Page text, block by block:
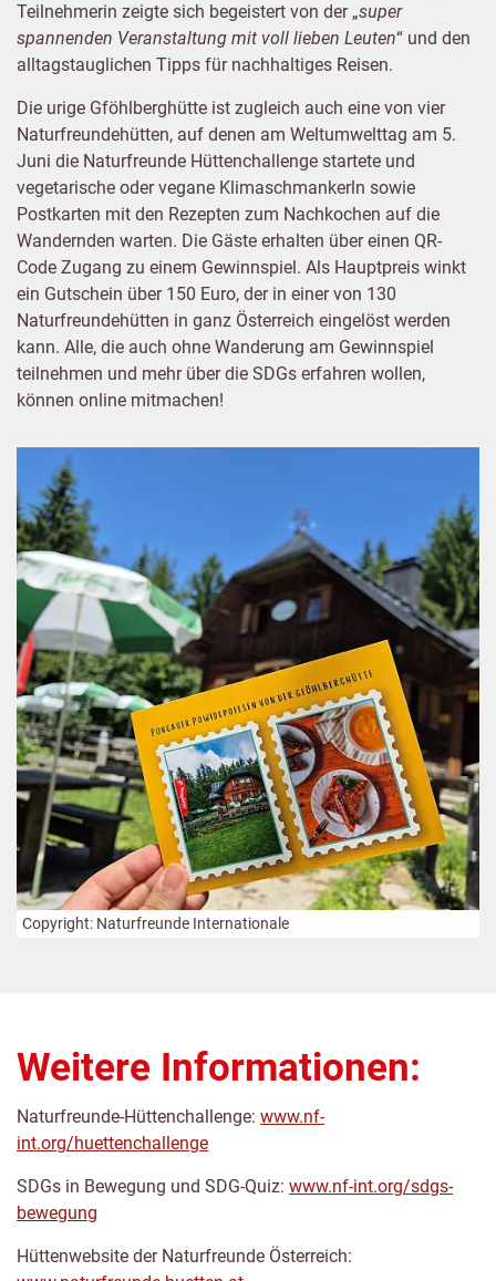
Teilnehmerin zeigte sich begeistert von der „super
spannenden Veranstaltung mit voll lieben Leuten“ und den
alltagstauglichen Tipps für nachhaltiges Reisen.
Die urige Gföhlberghütte ist zugleich auch eine von vier
Naturfreundehütten, auf denen am Weltumwelttag am 5.
Juni die Naturfreunde Hüttenchallenge startete und
vegetarische oder vegane Klimaschmankerln sowie
Postkarten mit den Rezepten zum Nachkochen auf die
Wandernden warten. Die Gäste erhalten über einen QR-
Code Zugang zu einem Gewinnspiel. Als Hauptpreis winkt
ein Gutschein über 150 Euro, der in einer von 130
Naturfreundehütten in ganz Österreich eingelöst werden
kann. Alle, die auch ohne Wanderung am Gewinnspiel
teilnehmen und mehr über die SDGs erfahren wollen,
können online mitmachen!
Copyright: Naturfreunde Internationale
Weitere Informationen:
Naturfreunde-Hüttenchallenge: www.nf-
int.org/huettenchallenge
SDGs in Bewegung und SDG-Quiz: www.nf-int.org/sdgs-
bewegung
Hüttenwebsite der Naturfreunde Österreich: